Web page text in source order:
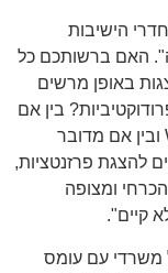
חדרי הישיבות
האם ברשותכם כל
באופן מרשים
בין אם
מדובר בתפקוד מצוין ומהירות גלישה ו Wi-Fi ובין אם מדובר
להצגת פרזנטציות,
ומצופה
קיים".
משרדי עם עומס